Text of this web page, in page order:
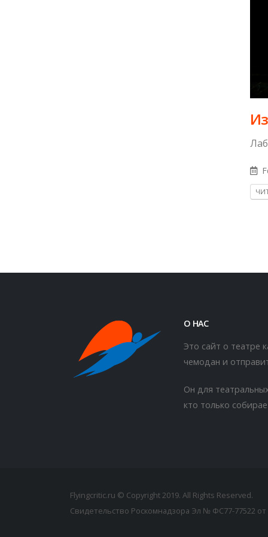
О НАС
Это сайт о театре
чемодан и
Он для
кто только
Flyingcritic.ru © Copyright 2019. All Rights Reserved.
Свидетельство Роскомнадзора Эл № ФС77-77522 от